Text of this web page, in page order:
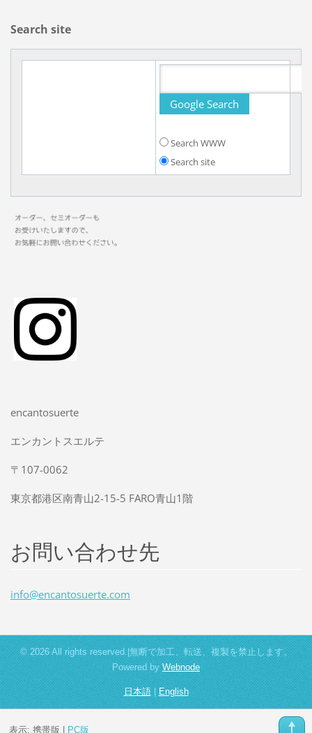
Search site
Search WWW
Search site
encantosuerte
エンカントスエルテ
〒107-0062
東京都港区南青山2-15-5 FARO青山1階
お問い合わせ先
info@encantosuerte.com
© 2026 All rights reserved.|無断で加工、転送、複製を禁止します。
Powered byWebnode
日本語|English
表示: 携帯版 PC版